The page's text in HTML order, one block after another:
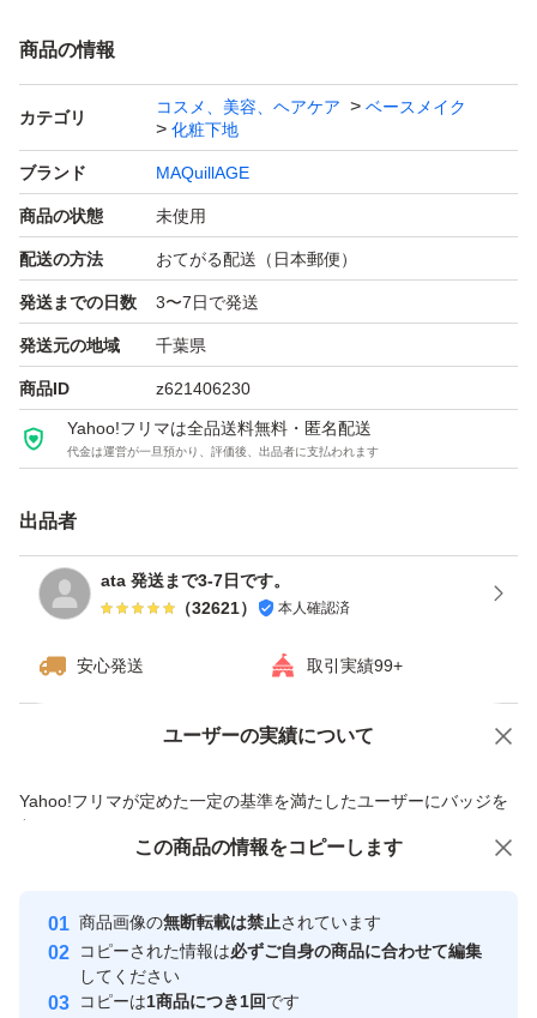
商品の情報
カテゴリ
コスメ、美容、ヘアケア
ベースメイク
化粧下地
ブランド MAQuillAGE
商品の状態 未使用
配送の方法 おてがる配送（日本郵便）
発送までの日数 3〜7日で発送
発送元の地域 千葉県
商品ID z621406230
Yahoo!フリマは全品送料無料・匿名配送
代金は運営が一旦預かり、評価後、出品者に支払われます
出品者
ata 発送まで3-7日です。
（32621） 本人確認済
安心発送 取引実績99+
ユーザーの実績について
Yahoo!フリマが定めた一定の基準を満たしたユーザーにバッジを
付与しています
安心取引出品者
心・安全なユーザーです
取引実績
価格の相談 商品への質問
この商品の情報をコピーします
商品画像の無断転載は禁止されています
コピーされた情報は必ずご自身の商品に合わせて編集
してください
コピーは1商品につき1回です
この商品をみている人にオススメ